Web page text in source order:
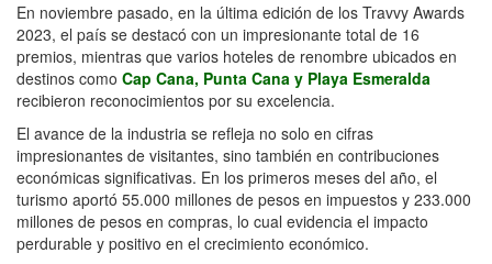
En noviembre pasado, en la última edición de los Travvy Awards
2023, el país se destacó con un impresionante total de 16
premios, mientras que varios hoteles de renombre ubicados en
destinos como Cap Cana, Punta Cana y Playa Esmeralda
recibieron reconocimientos por su excelencia.
El avance de la industria se refleja no solo en cifras
impresionantes de visitantes, sino también en contribuciones
económicas significativas. En los primeros meses del año, el
turismo aportó 55.000 millones de pesos en impuestos y 233.000
millones de pesos en compras, lo cual evidencia el impacto
perdurable y positivo en el crecimiento económico.